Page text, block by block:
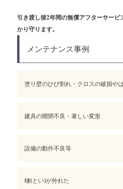
引き渡し後2年間の無償アフターサー
かり守ります。
メンテナンス事例
塗り壁のひび割れ・クロスの破損や
建具の開閉不良・著しい変形
設備の動作不良等
樋(とい)が外れた